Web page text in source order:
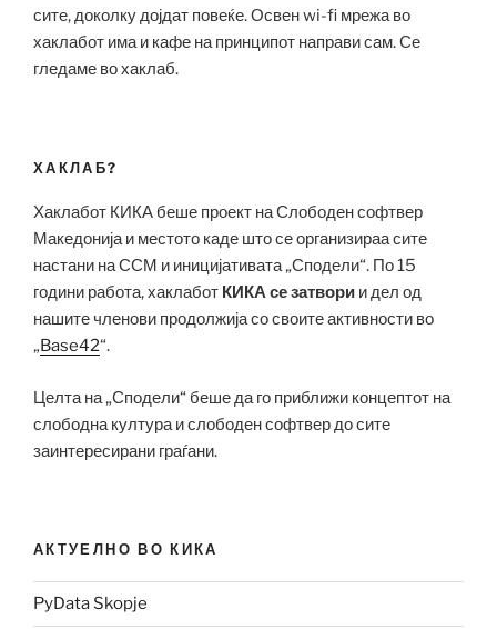
сите, доколку дојдат повеќе. Освен wi-fi мрежа во
хаклабот има и кафе на принципот направи сам. Се
гледаме во хаклаб.
ХАКЛАБ?
Хаклабот КИКА беше проект на Слободен софтвер
Македонија и местото каде што се организираа сите
настани на ССМ и иницијативата „Сподели“. По 15
години работа, хаклабот КИКА се затвори и дел од
нашите членови продолжија со своите активности во
„Base42“.
Целта на „Сподели“ беше да го приближи концептот на
слободна култура и слободен софтвер до сите
заинтересирани граѓани.
АКТУЕЛНО ВО КИКА
PyData Skopje